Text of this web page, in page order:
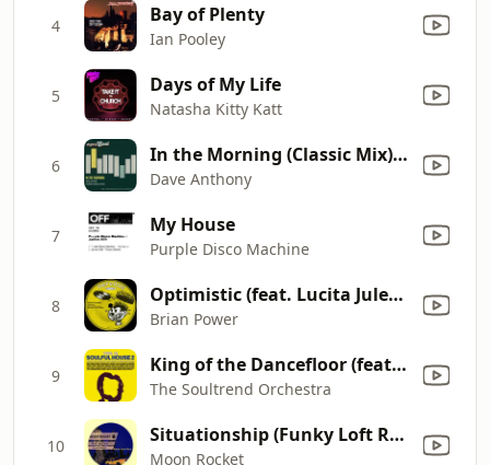
4 Bay of Plenty
Ian Pooley
5 Days of My Life
Natasha Kitty Katt
6 In the Morning (Classic Mix) [feat. Michelle Weeks]
Dave Anthony
7 My House
Purple Disco Machine
8 Optimistic (feat. Lucita Jules) [Michael Gray Remix]
Brian Power
9 King of the Dancefloor (feat. More Blonde) [Submantra Remix]
The Soultrend Orchestra
10 Situationship (Funky Loft Rmx) [feat. Bel-Ami]
Moon Rocket